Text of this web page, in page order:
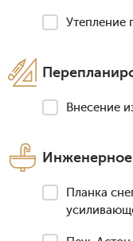
Утепление
Внесение
Планка